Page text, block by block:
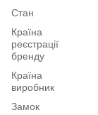
Стан
Країна
реєстрації
бренду
Країна
виробник
Замок